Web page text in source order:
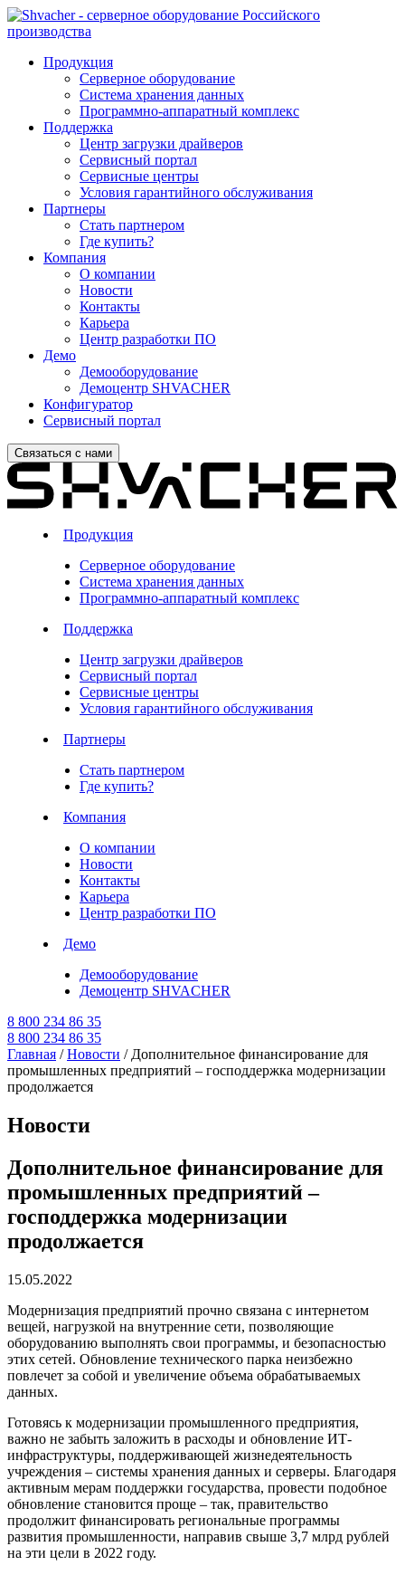
Продукция
Серверное оборудование
Система хранения данных
Программно-аппаратный комплекс
Поддержка
Центр загрузки драйверов
Сервисный портал
Сервисные центры
Условия гарантийного обслуживания
Партнеры
Стать партнером
Где купить?
Компания
О компании
Новости
Контакты
Карьера
Центр разработки ПО
Демо
Демооборудование
Демоцентр SHVACHER
Конфигуратор
Сервисный портал
Связаться с нами
Продукция
Серверное оборудование
Система хранения данных
Программно-аппаратный комплекс
Поддержка
Центр загрузки драйверов
Сервисный портал
Сервисные центры
Условия гарантийного обслуживания
Партнеры
Стать партнером
Где купить?
Компания
О компании
Новости
Контакты
Карьера
Центр разработки ПО
Демо
Демооборудование
Демоцентр SHVACHER
8 800 234 86 35
8 800 234 86 35
Главная /Новости /Дополнительное финансирование для
промышленных предприятий – господдержка модернизации
продолжается
Новости
Дополнительное финансирование для
промышленных предприятий –
господдержка модернизации
продолжается
15.05.2022
Модернизация предприятий прочно связана с интернетом
вещей, нагрузкой на внутренние сети, позволяющие
оборудованию выполнять свои программы, и безопасностью
этих сетей. Обновление технического парка неизбежно
повлечет за собой и увеличение объема обрабатываемых
данных.
Готовясь к модернизации промышленного предприятия,
важно не забыть заложить в расходы и обновление ИТ-
инфраструктуры, поддерживающей жизнедеятельность
учреждения – системы хранения данных и серверы. Благодаря
активным мерам поддержки государства, провести подобное
обновление становится проще – так, правительство
продолжит финансировать региональные программы
развития промышленности, направив свыше 3,7 млрд рублей
на эти цели в 2022 году.